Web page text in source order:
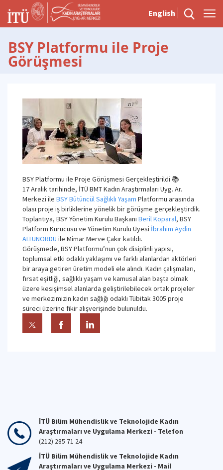
English
BSY Platformu ile Proje
Görüşmesi
BSY Platformu ile Proje Görüşmesi Gerçekleştirildi 📚
17 Aralık tarihinde, İTÜ BMT Kadın Araştırmaları Uyg. Ar.
Merkezi ile BSY Bütüncül Sağlıklı Yaşam Platformu arasında
olası proje iş birliklerine yönelik bir görüşme gerçekleştirdik.
Toplantıya, BSY Yönetim Kurulu Başkanı Beril Koparal, BSY
Platform Kurucusu ve Yönetim Kurulu Üyesi İbrahim Aydin
ALTUNORDU ile Mimar Merve Çakır katıldı.
Görüşmede, BSY Platformu’nun çok disiplinli yapısı,
toplumsal etki odaklı yaklaşımı ve farklı alanlardan aktörleri
bir araya getiren üretim modeli ele alındı. Kadın çalışmaları,
fırsat eşitliği, sağlıklı yaşam ve kamusal alan başta olmak
üzere kesişimsel alanlarda geliştirilebilecek ortak projeler
ve merkezimizin kadın sağlığı odaklı Tübitak 3005 proje
süreci üzerine fikir alışverişinde bulunuldu.
İTÜ Bilim Mühendislik ve Teknolojide Kadın
Araştırmaları ve Uygulama Merkezi - Telefon
(212) 285 71 24
İTÜ Bilim Mühendislik ve Teknolojide Kadın
Araştırmaları ve Uygulama Merkezi - Mail